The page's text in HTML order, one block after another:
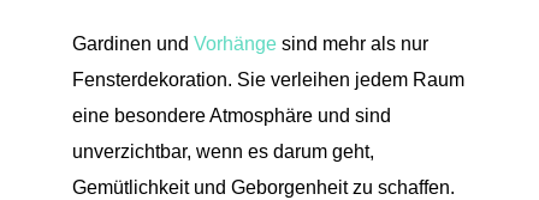
Gardinen und Vorhängesind mehr als nur
Fensterdekoration. Sie verleihen jedem Raum
eine besondere Atmosphäre und sind
unverzichtbar, wenn es darum geht,
Gemütlichkeit und Geborgenheit zu schaffen.